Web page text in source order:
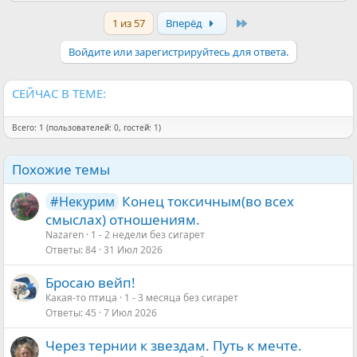
1 из 57 Вперёд
Войдите или зарегистрируйтесь для ответа.
СЕЙЧАС В ТЕМЕ:
Всего: 1 (пользователей: 0, гостей: 1)
Похожие темы
#Некурим Конец токсичным(во всех
смыслах) отношениям.
Nazaren 1 - 2 недели без сигарет
Ответы 84 31 Июл 2026
Бросаю вейп!
Какая-то птица
1 - 3 месяца без сигарет
Ответы 45 7 Июл 2026
Через тернии к звездам. Путь к мечте.